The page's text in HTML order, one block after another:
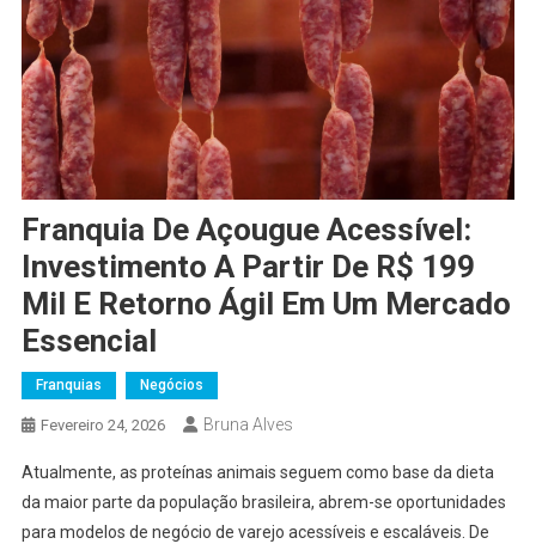
Franquia De Açougue Acessível:
Investimento A Partir De R$ 199
Mil E Retorno Ágil Em Um Mercado
Essencial
Franquias Negócios
Fevereiro 24, 2026 Bruna Alves
Atualmente, as proteínas animais seguem como base da dieta
da maior parte da população brasileira, abrem-se oportunidades
para modelos de negócio de varejo acessíveis e escaláveis. De